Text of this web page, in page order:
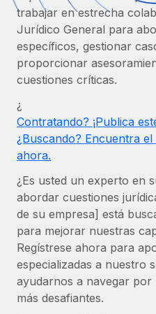
Integra y gestiona a
PEO
Externaliza tareas
INFRAESTRUCTURA
complicaciones.
Plataforma
Funciones esenciales de
equipo.
Conectar
Nuevo
Conecta cualquier
Compáranos con otras
ETAPAS DE CRECIMIENTO
Startups
Mediana empresa
personalizadas.
Empresa
RR. HH. globales para
ASOCIARSE
Socios tecnológicos
Integra la gestión de los
Calculadora de
Descubre opciones de
autónomos globales.
Guías y recursos
Casos prácticos
Glosario de RR. HH.
Listas de verificación y
Biblioteca de
Webinarios
Eventos
Nederlands
Français
Español
Italiano
Português (Portugal)
日本語
한국어
中文（简体）
trabajar en estrecha
Jurídico General para
específicos, gestionar
proporcionar
cuestiones críticas.
¿
Contratando? ¡Publica
¿Buscando? Encuentra
ahora.
¿Es usted un experto en
abordar cuestiones
de su empresa] está
para mejorar nuestras
Regístrese ahora para
especializadas a nuestro
ayudarnos a navegar por
más desafiantes.